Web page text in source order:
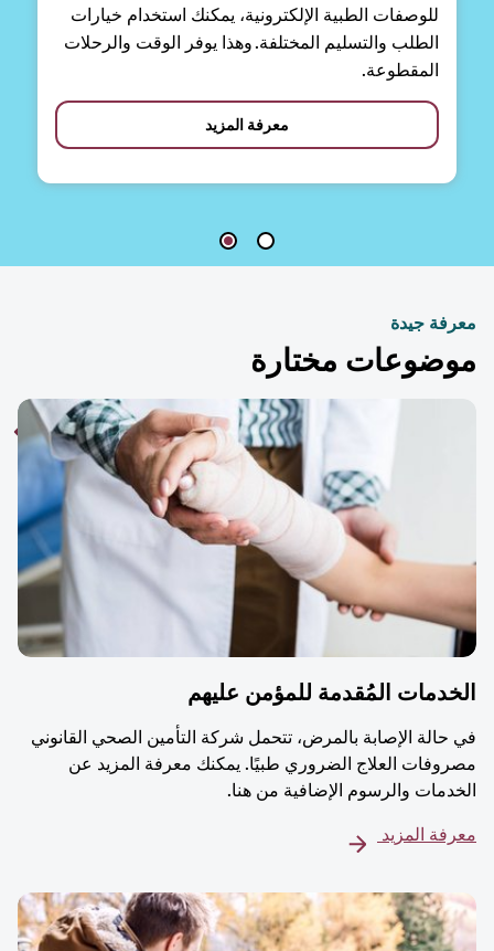
للوصفات الطبية الإلكترونية، يمكنك استخدام خيارات
الطلب والتسليم المختلفة. وهذا يوفر الوقت والرحلات
المقطوعة.
معرفة المزيد
جيدة
مختارة
المُقدمة للمؤمن عليهم
الإصابة بالمرض، تتحمل شركة التأمين الصحي القانوني
العلاج الضروري طبيًا. يمكنك معرفة المزيد عن
والرسوم الإضافية من هنا.
المزيد